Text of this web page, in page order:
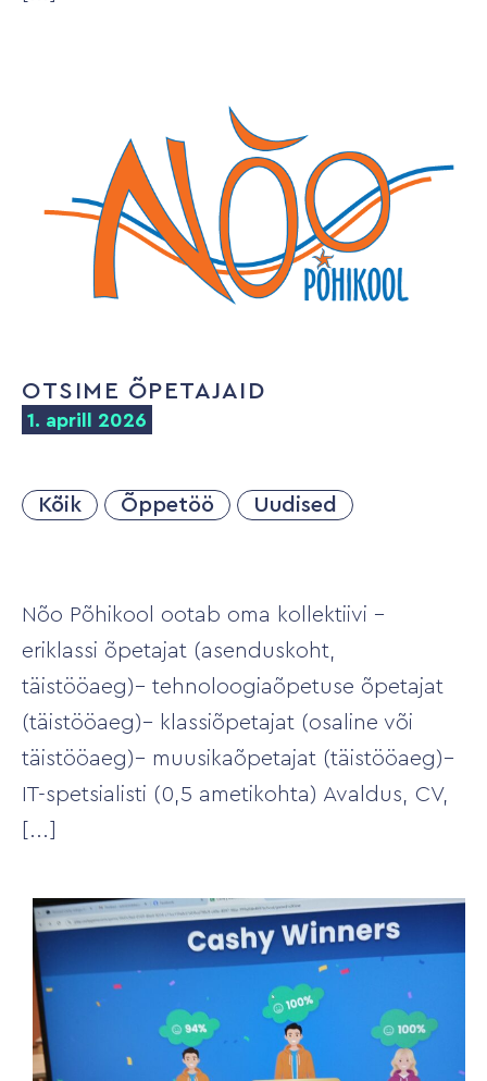
OTSIME ÕPETAJAID
1. aprill 2026
Kõik Õppetöö Uudised
Nõo Põhikool ootab oma kollektiivi –
eriklassi õpetajat (asenduskoht,
täistööaeg)– tehnoloogiaõpetuse õpetajat
(täistööaeg)– klassiõpetajat (osaline või
täistööaeg)– muusikaõpetajat (täistööaeg)–
IT-spetsialisti (0,5 ametikohta) Avaldus, CV,